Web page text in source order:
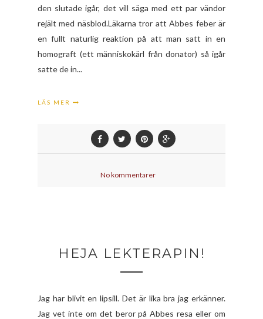
den slutade igår, det vill säga med ett par vändor
rejält med näsblod.Läkarna tror att Abbes feber är
en fullt naturlig reaktion på att man satt in en
homograft (ett människokärl från donator) så igår
satte de in...
LÄS MER
No kommentarer
HEJA LEKTERAPIN!
Jag har blivit en lipsill. Det är lika bra jag erkänner.
Jag vet inte om det beror på Abbes resa eller om